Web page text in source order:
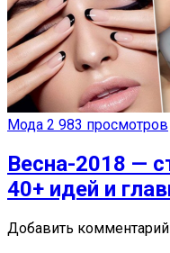
Мода 2 983 просмотров
Весна-2018 —
40+ идей и
Добавить комментарий